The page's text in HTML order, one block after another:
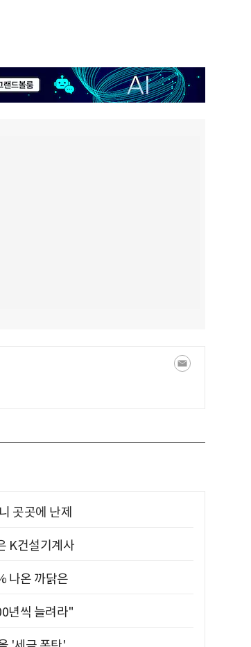
곳곳에 난제
K건설기계사
나온 까닭은
년씩 늘려라"